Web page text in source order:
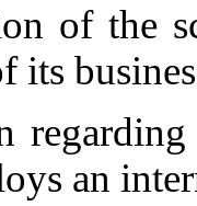
of the
its
an